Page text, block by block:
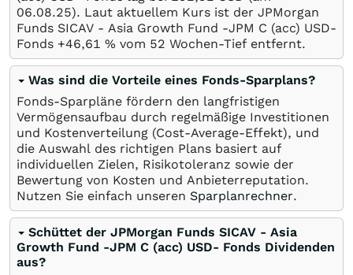
06.08.25). Laut aktuellem Kurs ist der JPMorgan
Funds SICAV - Asia Growth Fund -JPM C (acc) USD-
Fonds +46,61 % vom 52 Wochen-Tief entfernt.
Was sind die Vorteile eines Fonds-Sparplans?
Fonds-Sparpläne fördern den langfristigen
Vermögensaufbau durch regelmäßige Investitionen
und Kostenverteilung (Cost-Average-Effekt), und
die Auswahl des richtigen Plans basiert auf
individuellen Zielen, Risikotoleranz sowie der
Bewertung von Kosten und Anbieterreputation.
Nutzen Sie einfach unseren Sparplanrechner.
Schüttet der JPMorgan Funds SICAV - Asia
Growth Fund -JPM C (acc) USD- Fonds Dividenden
aus?